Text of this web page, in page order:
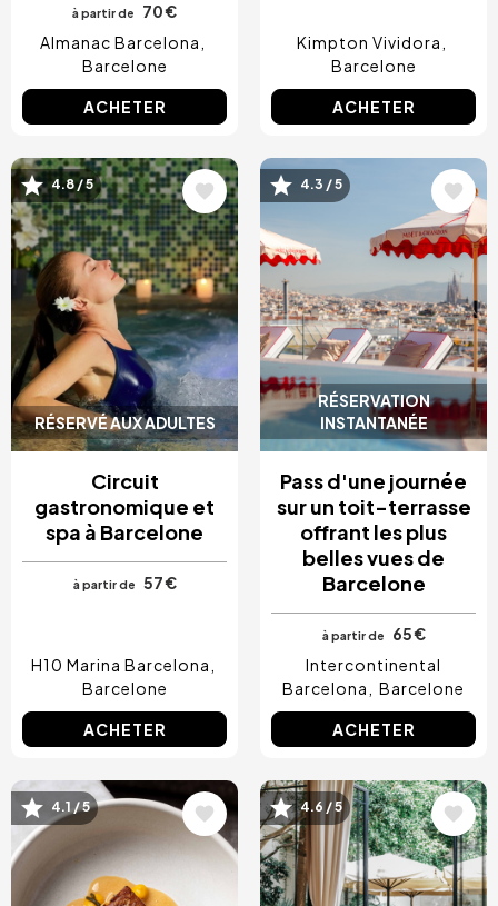
à partir de
70 €
Almanac Barcelona
Barcelone
ACHETER
Kimpton Vividora
Barcelone
ACHETER
RÉSERVÉ AUX ADULTES
Image
4.8 / 5
Circuit
gastronomique et
spa à Barcelone
à partir de 57 €
H10 Marina Barcelona
Barcelone
ACHETER
RÉSERVATION
INSTANTANÉE
Image
4.3 / 5
Pass d'une journée
sur un toit-terrasse
offrant les plus
belles vues de
Barcelone
à partir de
65 €
Intercontinental
Barcelona
Barcelone
ACHETER
Image
4.1 / 5 Image
4.6 / 5